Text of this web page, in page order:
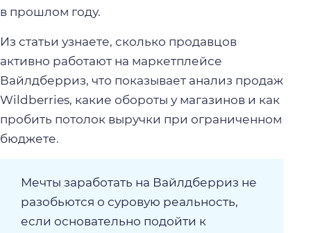
в прошлом году.
Из статьи узнаете, сколько продавцов
активно работают на маркетплейсе
Вайлдберриз, что показывает анализ продаж
Wildberries, какие обороты у магазинов и как
пробить потолок выручки при ограниченном
бюджете.
Мечты заработать на Вайлдберриз не
разобьются о суровую реальность,
если основательно подойти к